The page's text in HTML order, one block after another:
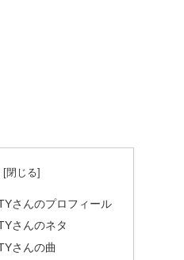
さんのプロフィール
さんのネタ
さんの曲